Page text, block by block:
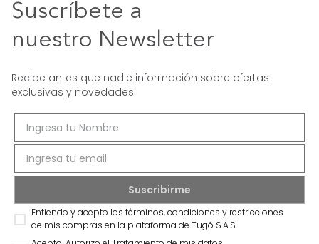
Suscríbete a
nuestro Newsletter
Recibe antes que nadie información sobre ofertas
exclusivas y novedades.
Entiendo y acepto los términos, condiciones y restricciones
de mis compras en la plataforma de Tugó S.A.S.